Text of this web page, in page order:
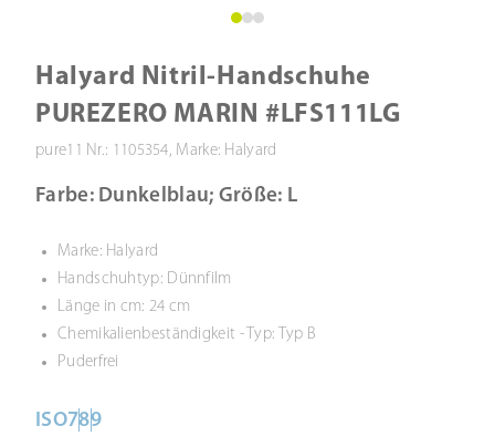
Halyard Nitril-Handschuhe
PUREZERO MARIN #LFS111LG
pure11 Nr.: 1105354, Marke: Halyard
Farbe: Dunkelblau; Größe: L
Marke: Halyard
Handschuhtyp: Dünnfilm
Länge in cm: 24 cm
Chemikalienbeständigkeit - Typ: Typ B
Puderfrei
ISO789